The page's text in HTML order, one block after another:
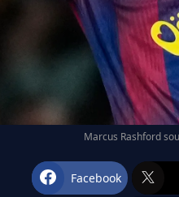
Marcus Rashford
Facebook